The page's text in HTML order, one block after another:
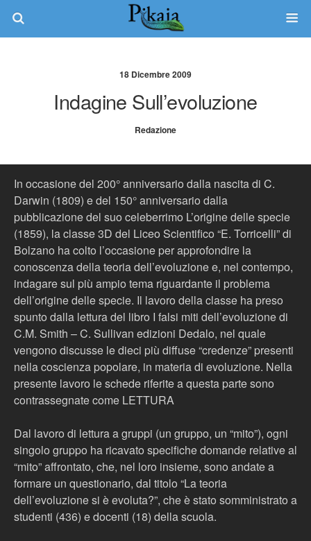
18 Dicembre 2009
Indagine Sull’evoluzione
Redazione
In occasione del 200° anniversario dalla nascita di C.
Darwin (1809) e del 150° anniversario dalla
pubblicazione del suo celeberrimo L’origine delle specie
(1859), la classe 3D del Liceo Scientifico “E. Torricelli” di
Bolzano ha colto l’occasione per approfondire la
conoscenza della teoria dell’evoluzione e, nel contempo,
indagare sul più ampio tema riguardante il problema
dell’origine delle specie. Il lavoro della classe ha preso
spunto dalla lettura del libro I falsi miti dell’evoluzione di
C.M. Smith – C. Sullivan edizioni Dedalo, nel quale
vengono discusse le dieci più diffuse “credenze” presenti
nella coscienza popolare, in materia di evoluzione. Nella
presente lavoro le schede riferite a questa parte sono
contrassegnate come LETTURA
Dal lavoro di lettura a gruppi (un gruppo, un “mito”), ogni
singolo gruppo ha ricavato specifiche domande relative al
“mito” affrontato, che, nel loro insieme, sono andate a
formare un questionario, dal titolo “La teoria
dell’evoluzione si è evoluta?”, che è stato somministrato a
studenti (436) e docenti (18) della scuola.